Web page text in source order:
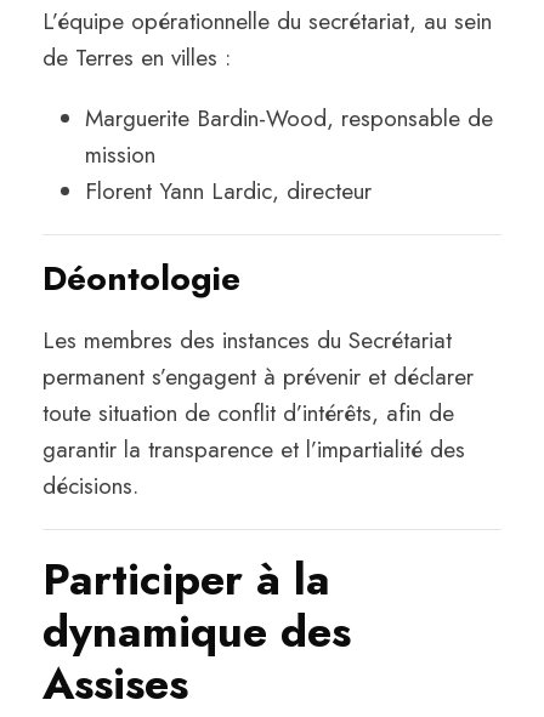
L’équipe opérationnelle du secrétariat, au sein
de Terres en villes :
Marguerite Bardin-Wood, responsable de
mission
Florent Yann Lardic, directeur
Déontologie
Les membres des instances du Secrétariat
permanent s’engagent à prévenir et déclarer
toute situation de conflit d’intérêts, afin de
garantir la transparence et l’impartialité des
décisions.
Participer à la
dynamique des
Assises